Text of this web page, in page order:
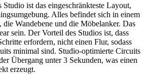
Studio ist das eingeschränkteste Layout,
Alles befindet sich in einem
Wandebene und die Möbelanker. Das
sein. Der Vorteil des Studios ist, dass
erfordern, nicht einen Flur, sodass
minimal sind. Studio-optimierte Circuits
Übergang unter 3 Sekunden, was einen
erzeugt.